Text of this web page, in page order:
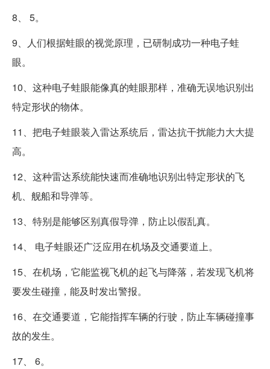
8、 5。
9、人们根据蛙眼的视觉原理，已研制成功一种电子蛙
眼。
10、这种电子蛙眼能像真的蛙眼那样，准确无误地识别出
特定形状的物体。
11、把电子蛙眼装入雷达系统后，雷达抗干扰能力大大提
高。
12、这种雷达系统能快速而准确地识别出特定形状的飞
机、舰船和导弹等。
13、特别是能够区别真假导弹，防止以假乱真。
14、 电子蛙眼还广泛应用在机场及交通要道上。
15、在机场，它能监视飞机的起飞与降落，若发现飞机将
要发生碰撞，能及时发出警报。
16、在交通要道，它能指挥车辆的行驶，防止车辆碰撞事
故的发生。
17、 6。